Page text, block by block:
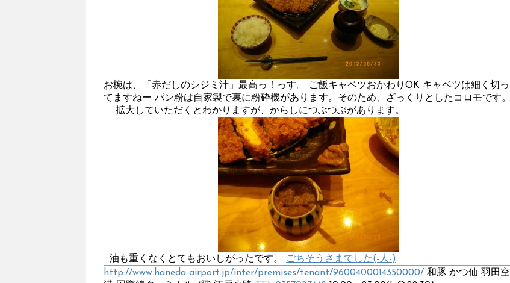
お椀は、「赤だしのシジミ汁」最高っ！っす。 ご飯キャベツおかわりOK キャベツは細く切っ
てますねー パン粉は自家製で裏に粉砕機があります。そのため、ざっくりとしたコロモです。
拡大していただくとわかりますが、からしにつぶつぶがあります。
油も重くなくとてもおいしがったです。
ごちそうさまでした(-人-)
http://www.haneda-airport.jp/inter/premises/tenant/9600400014350000/ 和豚 かつ仙 羽田空